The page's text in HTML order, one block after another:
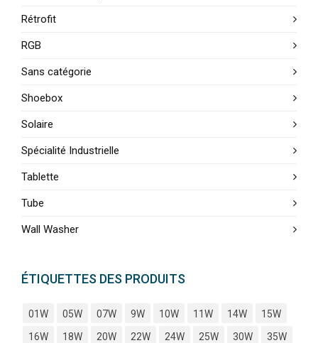
Rétrofit
RGB
Sans catégorie
Shoebox
Solaire
Spécialité Industrielle
Tablette
Tube
Wall Washer
ÉTIQUETTES DES PRODUITS
01W 05W 07W 9W 10W 11W 14W
15W
16W
18W 20W 22W 24W 25W 30W
35W